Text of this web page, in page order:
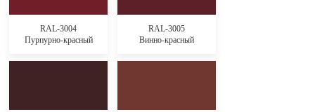
RAL-3004
Пурпурно-красный
RAL-3005
Винно-красный